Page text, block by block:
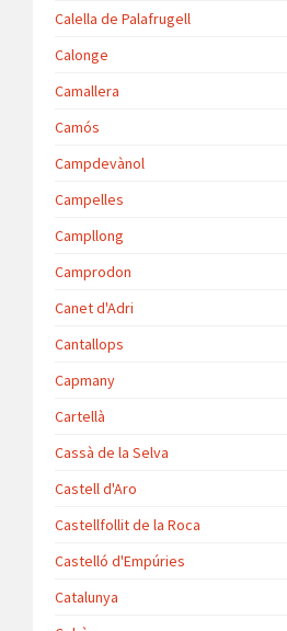
Calella de Palafrugell
Calonge
Camallera
Camós
Campdevànol
Campelles
Campllong
Camprodon
Canet d'Adri
Cantallops
Capmany
Cartellà
Cassà de la Selva
Castell d'Aro
Castellfollit de la Roca
Castelló d'Empúries
Catalunya